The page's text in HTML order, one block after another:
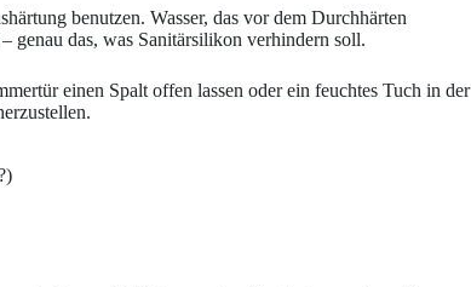
benutzen. Wasser, das vor dem Durchhärten
genau das, was Sanitärsilikon verhindern soll.
einen Spalt offen lassen oder ein feuchtes Tuch in der